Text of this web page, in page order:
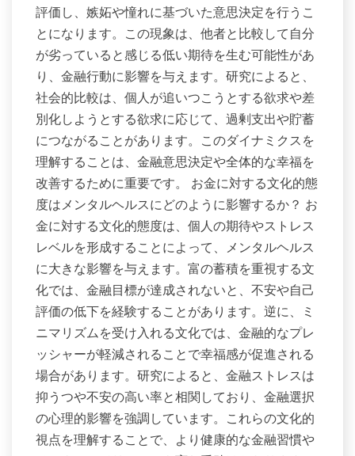
評価し、嫉妬や憧れに基づいた意思決定を行うこ
とになります。この現象は、他者と比較して自分
が劣っていると感じる低い期待を生む可能性があ
り、金融行動に影響を与えます。研究によると、
社会的比較は、個人が追いつこうとする欲求や差
別化しようとする欲求に応じて、過剰支出や貯蓄
につながることがあります。このダイナミクスを
理解することは、金融意思決定や全体的な幸福を
改善するために重要です。 お金に対する文化的態
度はメンタルヘルスにどのように影響するか？ お
金に対する文化的態度は、個人の期待やストレス
レベルを形成することによって、メンタルヘルス
に大きな影響を与えます。富の蓄積を重視する文
化では、金融目標が達成されないと、不安や自己
評価の低下を経験することがあります。逆に、ミ
ニマリズムを受け入れる文化では、金融的なプレ
ッシャーが軽減されることで幸福感が促進される
場合があります。研究によると、金融ストレスは
抑うつや不安の高い率と相関しており、金融選択
の心理的影響を強調しています。これらの文化的
視点を理解することで、より健康的な金融習慣や